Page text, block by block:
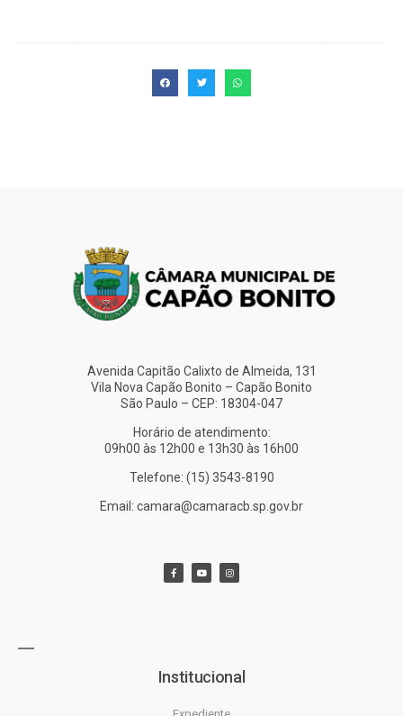
Avenida Capitão Calixto de Almeida, 131
Vila Nova Capão Bonito – Capão Bonito
São Paulo – CEP: 18304-047
Horário de atendimento:
09h00 às 12h00 e 13h30 às 16h00
Telefone: (15) 3543-8190
Email: camara@camaracb.sp.gov.br
Institucional